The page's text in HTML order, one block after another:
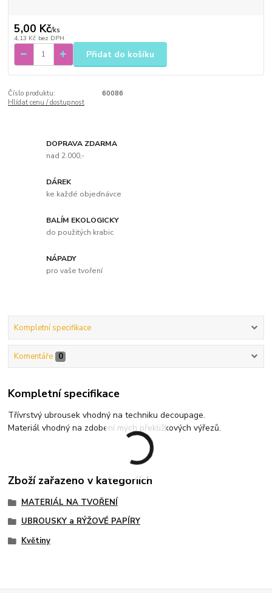
5,00 Kč/ks
4,13 Kč bez DPH
Přidat do košíku
Číslo produktu:
60086
Hlídat cenu / dostupnost
DOPRAVA ZDARMA
nad 2.000,-
DÁREK
ke každé objednávce
BALÍM EKOLOGICKY
do použitých krabic
NÁPADY
pro vaše tvoření
Kompletní specifikace
Komentáře 0
Kompletní specifikace
Třívrstvý ubrousek vhodný na techniku decoupage.
Materiál vhodný na zdobení mých překližkových výřezů.
Zboží zařazeno v kategoriích
MATERIÁL NA TVOŘENÍ
UBROUSKY a RÝŽOVÉ PAPÍRY
Květiny